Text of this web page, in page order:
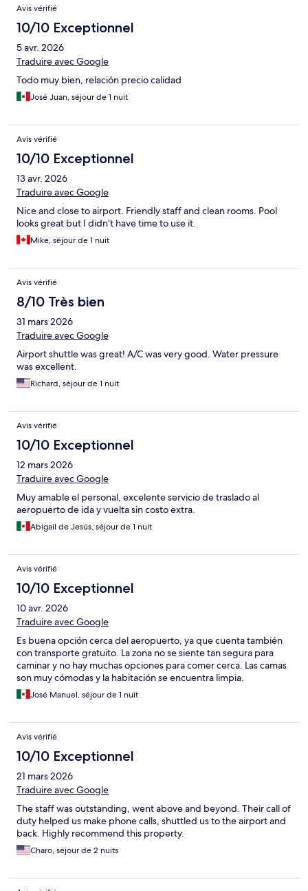
Avis vérifié
10/10 Exceptionnel
5 avr. 2026
Traduire avec Google
Todo muy bien, relación precio calidad
José Juan, séjour de 1 nuit
Avis vérifié
10/10 Exceptionnel
13 avr. 2026
Traduire avec Google
Nice and close to airport. Friendly staff and clean rooms. Pool
looks great but I didn’t have time to use it.
Mike, séjour de 1 nuit
Avis vérifié
8/10 Très bien
31 mars 2026
Traduire avec Google
Airport shuttle was great! A/C was very good. Water pressure
was excellent.
Richard, séjour de 1 nuit
Avis vérifié
10/10 Exceptionnel
12 mars 2026
Traduire avec Google
Muy amable el personal, excelente servicio de traslado al
aeropuerto de ida y vuelta sin costo extra.
Abigail de Jesús, séjour de 1 nuit
Avis vérifié
10/10 Exceptionnel
10 avr. 2026
Traduire avec Google
Es buena opción cerca del aeropuerto, ya que cuenta también
con transporte gratuito. La zona no se siente tan segura para
caminar y no hay muchas opciones para comer cerca. Las camas
son muy cómodas y la habitación se encuentra limpia.
José Manuel, séjour de 1 nuit
Avis vérifié
10/10 Exceptionnel
21 mars 2026
Traduire avec Google
The staff was outstanding, went above and beyond. Their call of
duty helped us make phone calls, shuttled us to the airport and
back. Highly recommend this property.
Charo, séjour de 2 nuits